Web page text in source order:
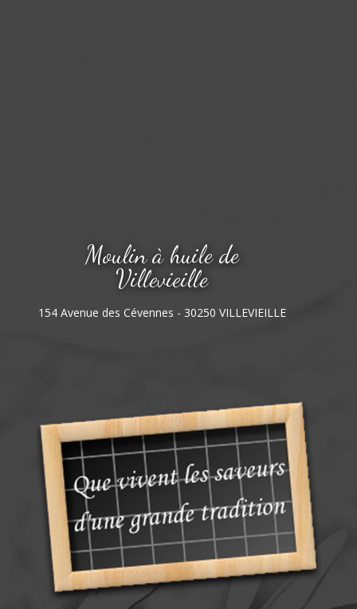
Moulin à huile de
Villevieille
154 Avenue des Cévennes - 30250 VILLEVIEILLE